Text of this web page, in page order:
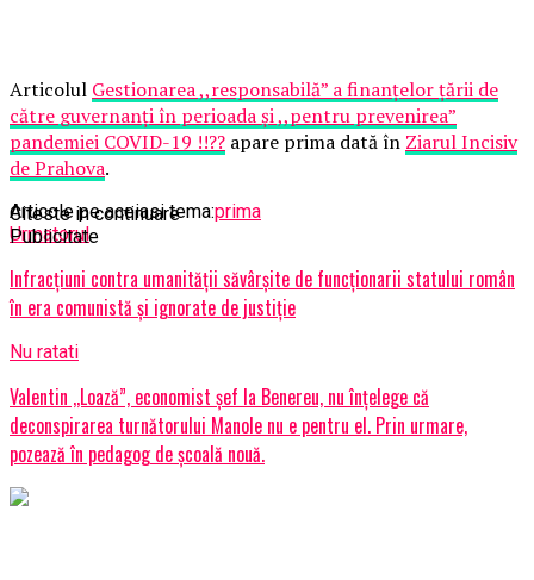
Articolul Gestionarea ,,responsabilă” a finanțelor țării de
către guvernanți în perioada și ,,pentru prevenirea”
pandemiei COVID-19 !!?? apare prima dată în Ziarul Incisiv
de Prahova.
Articole pe aceiasi tema:prima
Urmatorul
Infracțiuni contra umanității săvârșite de funcționarii statului român
în era comunistă și ignorate de justiție
Nu ratati
Valentin ,,Loază”, economist șef la Benereu, nu înțelege că
deconspirarea turnătorului Manole nu e pentru el. Prin urmare,
pozează în pedagog de școală nouă.
Citeste in continuare
Publicitate